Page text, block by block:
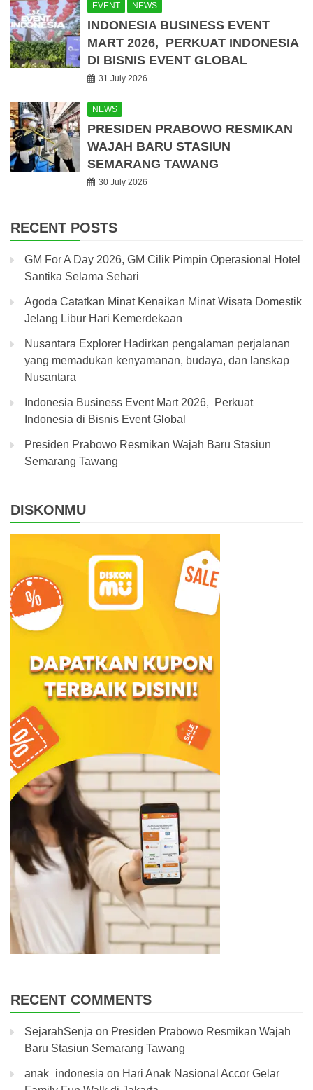
EVENT NEWS
INDONESIA BUSINESS EVENT
MART 2026, PERKUAT INDONESIA
DI BISNIS EVENT GLOBAL
31 July 2026
NEWS
PRESIDEN PRABOWO RESMIKAN
WAJAH BARU STASIUN
SEMARANG TAWANG
30 July 2026
RECENT POSTS
GM For A Day 2026, GM Cilik Pimpin Operasional Hotel
Santika Selama Sehari
Agoda Catatkan Minat Kenaikan Minat Wisata Domestik
Jelang Libur Hari Kemerdekaan
Nusantara Explorer Hadirkan pengalaman perjalanan
yang memadukan kenyamanan, budaya, dan lanskap
Nusantara
Indonesia Business Event Mart 2026, Perkuat
Indonesia di Bisnis Event Global
Presiden Prabowo Resmikan Wajah Baru Stasiun
Semarang Tawang
DISKONMU
RECENT COMMENTS
SejarahSenja on Presiden Prabowo Resmikan Wajah
Baru Stasiun Semarang Tawang
anak_indonesia on Hari Anak Nasional Accor Gelar